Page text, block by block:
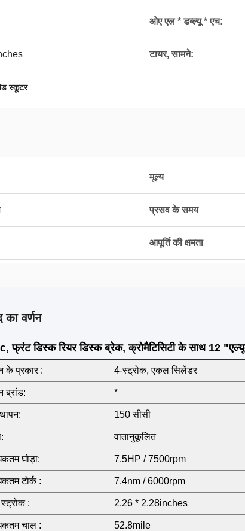
ओए एल * डब्ल्यू * एच:
टायर, सामने:
स्कूटर
मूल्य
प्रसव के समय
आपूर्ति की क्षमता
का वर्णन
फ्रंट डिस्क रियर डिस्क ब्रेक, क्रोमैटिसिटी के साथ 12
के प्रकार : 4-स्ट्रोक, एकल सिलेंडर
ब्रांड: *
150 सीसी
वातानुकूलित
घोड़ा: 7.5HP / 7500rpm
टोर्क : 7.4nm / 6000rpm
स्ट्रोक : 2.26 * 2.28inches
चाल : 52.8mile